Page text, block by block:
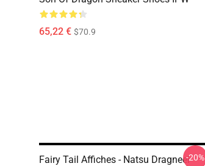
65,22 € $70.9
Fairy Tail Affiches - Natsu Dragneel-20%